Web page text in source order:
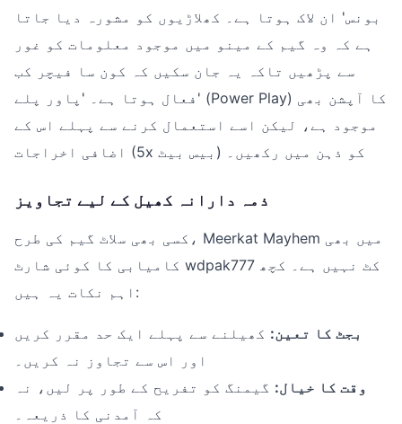
بونس' ان لاک ہوتا ہے۔ کھلاڑیوں کو مشورہ دیا جاتا
ہے کہ وہ گیم کے مینو میں موجود معلومات کو غور
سے پڑھیں تاکہ یہ جان سکیں کہ کون سا فیچر کب
فعال ہوتا ہے۔ 'پاور پلے' (Power Play) کا آپشن بھی
موجود ہے، لیکن اسے استعمال کرنے سے پہلے اس کے
اضافی اخراجات (5x بیس بیٹ) کو ذہن میں رکھیں۔
ذمہ دارانہ کھیل کے لیے تجاویز
کسی بھی سلاٹ گیم کی طرح، Meerkat Mayhem میں بھی
کامیابی کا کوئی شارٹ wdpak777 کٹ نہیں ہے۔ کچھ
اہم نکات یہ ہیں:
بجٹ کا تعین: کھیلنے سے پہلے ایک حد مقرر کریں
اور اس سے تجاوز نہ کریں۔
وقت کا خیال: گیمنگ کو تفریح کے طور پر لیں، نہ
کہ آمدنی کا ذریعہ۔